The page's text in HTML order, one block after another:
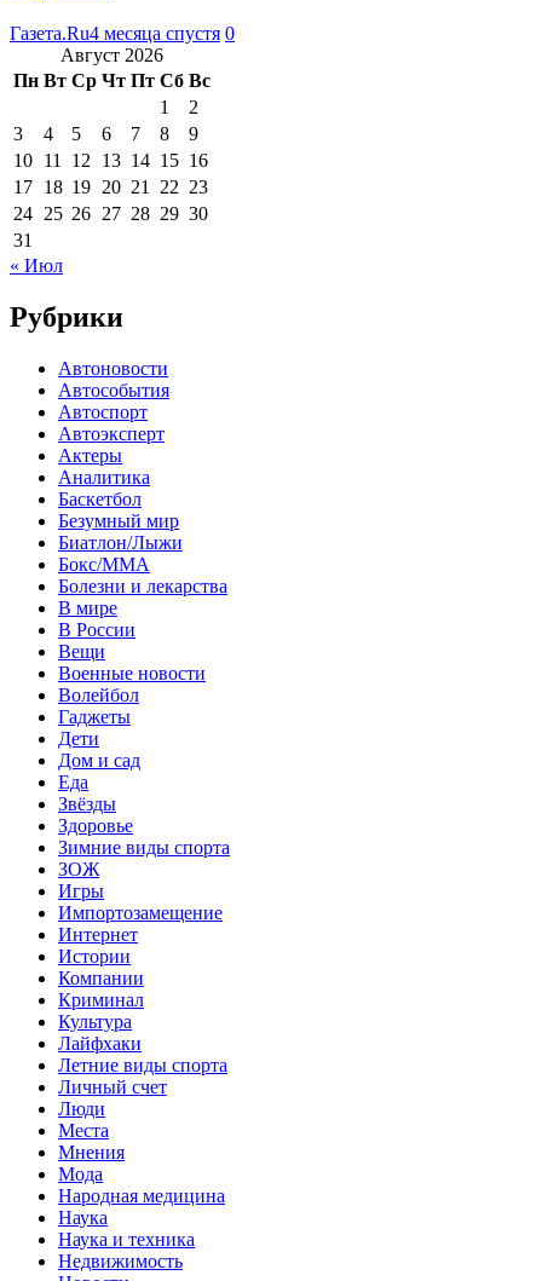
Газета.Ru4 месяца спустя 0
Август 2026
Пн Вт Ср Чт Пт Сб Вс
1
2
3
4 5 6 7 8
9
10 11 12 13 14 15 16
17 18 19 20 21 22 23
24 25 26 27 28 29 30
31
« Июл
Рубрики
Автоновости
Автособытия
Автоспорт
Автоэксперт
Актеры
Аналитика
Баскетбол
Безумный мир
Биатлон/Лыжи
Бокс/MMA
Болезни и лекарства
В мире
В России
Вещи
Военные новости
Волейбол
Гаджеты
Дети
Дом и сад
Еда
Звёзды
Здоровье
Зимние виды спорта
ЗОЖ
Игры
Импортозамещение
Интернет
Истории
Компании
Криминал
Культура
Лайфхаки
Летние виды спорта
Личный счет
Люди
Места
Мнения
Мода
Народная медицина
Наука
Наука и техника
Недвижимость